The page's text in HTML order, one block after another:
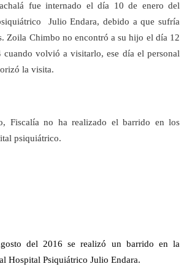
fue internado el día 10 de enero del
Julio Endara, debido a que sufría
Zoila Chimbo no encontró a su hijo el día 12
cuando volvió a visitarlo, ese día el personal
la visita.
Fiscalía no ha realizado el barrido en los
psiquiátrico.
del 2016 se realizó un barrido en la
Hospital Psiquiátrico Julio Endara.